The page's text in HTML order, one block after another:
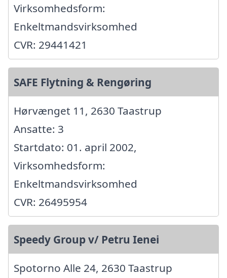
Virksomhedsform:
Enkeltmandsvirksomhed
CVR: 29441421
SAFE Flytning & Rengøring
Hørvænget 11, 2630 Taastrup
Ansatte: 3
Startdato: 01. april 2002,
Virksomhedsform:
Enkeltmandsvirksomhed
CVR: 26495954
Speedy Group v/ Petru Ienei
Spotorno Alle 24, 2630 Taastrup